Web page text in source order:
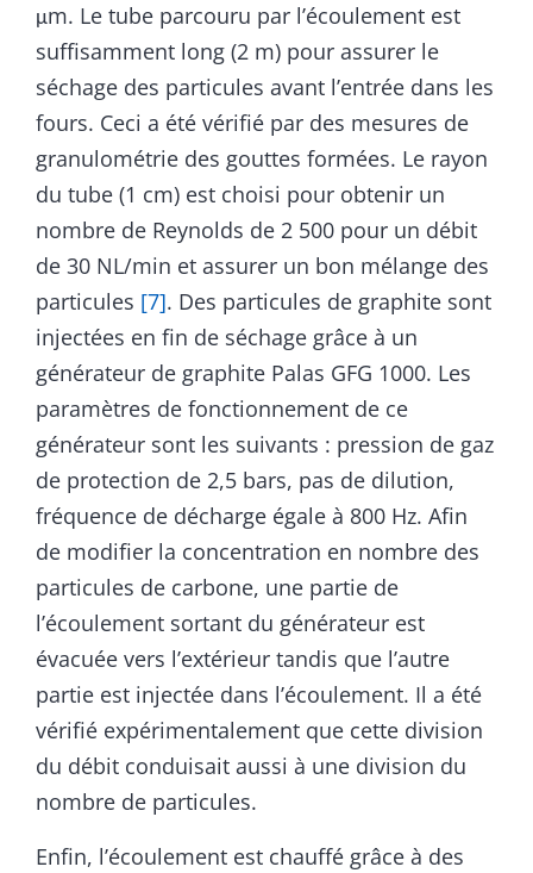
μm. Le tube parcouru par l’écoulement est
suffisamment long (2 m) pour assurer le
séchage des particules avant l’entrée dans les
fours. Ceci a été vérifié par des mesures de
granulométrie des gouttes formées. Le rayon
du tube (1 cm) est choisi pour obtenir un
nombre de Reynolds de 2 500 pour un débit
de 30 NL/min et assurer un bon mélange des
particules [7]. Des particules de graphite sont
injectées en fin de séchage grâce à un
générateur de graphite Palas GFG 1000. Les
paramètres de fonctionnement de ce
générateur sont les suivants : pression de gaz
de protection de 2,5 bars, pas de dilution,
fréquence de décharge égale à 800 Hz. Afin
de modifier la concentration en nombre des
particules de carbone, une partie de
l’écoulement sortant du générateur est
évacuée vers l’extérieur tandis que l’autre
partie est injectée dans l’écoulement. Il a été
vérifié expérimentalement que cette division
du débit conduisait aussi à une division du
nombre de particules.
Enfin, l’écoulement est chauffé grâce à des